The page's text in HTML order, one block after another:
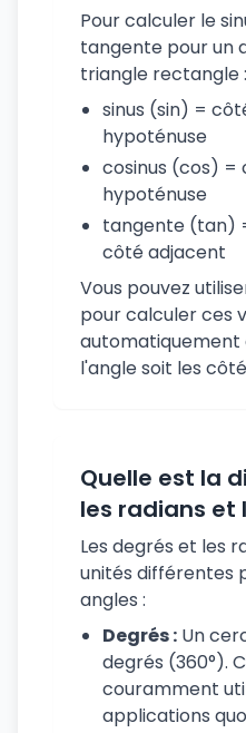
Pour calculer le
tangente pour un
triangle rectangle :
sinus (sin) =
hypoténuse
cosinus (cos) =
hypoténuse
tangente (tan)
côté adjacent
Vous pouvez
pour calculer ces
automatiquement
l'angle soit les
Quelle est la
les radians et
Les degrés et les
unités différentes
angles :
Degrés : Un
degrés (360°).
couramment
applications